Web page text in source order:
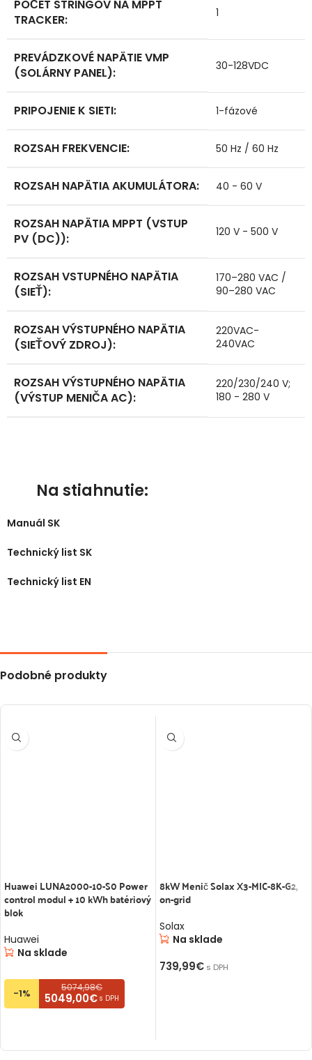
POČET STRINGOV NA MPPT
TRACKER: 1
PREVÁDZKOVÉ NAPÄTIE VMP
(SOLÁRNY PANEL): 30-128VDC
PRIPOJENIE K SIETI: 1-fázové
ROZSAH FREKVENCIE: 50 Hz / 60 Hz
ROZSAH NAPÄTIA AKUMULÁTORA: 40 - 60 V
ROZSAH NAPÄTIA MPPT (VSTUP
PV (DC)): 120 V - 500 V
ROZSAH VSTUPNÉHO NAPÄTIA
(SIEŤ):
170–280 VAC /
90–280 VAC
ROZSAH VÝSTUPNÉHO NAPÄTIA
(SIEŤOVÝ ZDROJ):
220VAC-
240VAC
ROZSAH VÝSTUPNÉHO NAPÄTIA
(VÝSTUP MENIČA AC):
220/230/240 V;
180 - 280 V
Na stiahnutie:
Manuál SK
Technický list SK
Technický list EN
Podobné produkty
Huawei LUNA2000-10-S0 Power
control modul + 10 kWh batériový
blok
Huawei
Na sklade
-1% 5074,98€
5049,00€ s DPH
8kW Menič Solax X3-MIC-8K-G2,
on-grid
Solax
Na sklade
739,99€ s DPH